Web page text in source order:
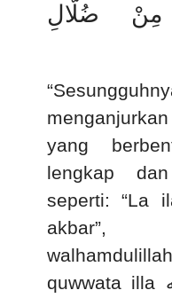
ضُلَّالِ
“
yang
lengkap
seperti: “La
akbar”,
quwwata illa